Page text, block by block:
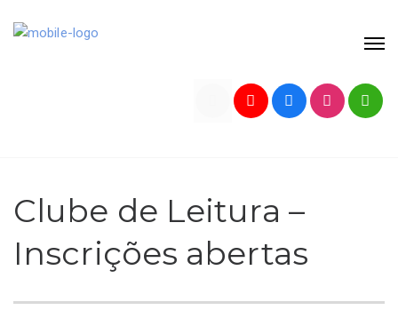
Clube de Leitura –
Inscrições abertas